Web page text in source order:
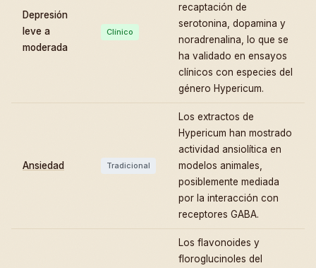
Depresión
leve a
moderada
Clínico
recaptación de
serotonina, dopamina y
noradrenalina, lo que se
ha validado en ensayos
clínicos con especies del
género Hypericum.
Ansiedad Tradicional
Los extractos de
Hypericum han mostrado
actividad ansiolítica en
modelos animales,
posiblemente mediada
por la interacción con
receptores GABA.
Los flavonoides y
floroglucinoles del